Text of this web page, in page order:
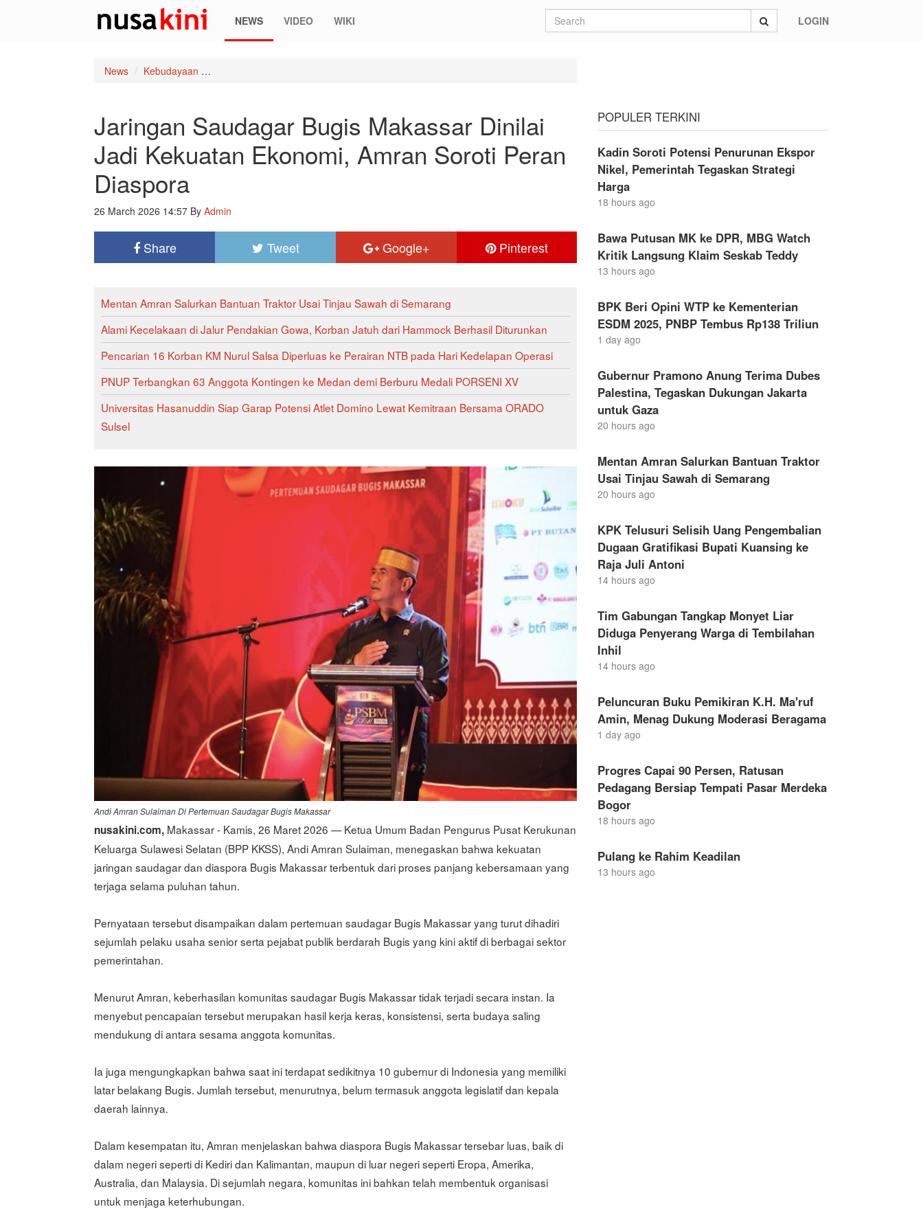
NEWS VIDEO WIKI LOGIN
News Kebudayaan
Jaringan Saudagar Bugis Makassar Dinilai
Jadi Kekuatan Ekonomi, Amran Soroti Peran
Diaspora
26 March 2026 14:57 By Admin
Share Tweet Google+ Pinterest
Mentan Amran Salurkan Bantuan Traktor Usai Tinjau Sawah di Semarang
Alami Kecelakaan di Jalur Pendakian Gowa, Korban Jatuh dari Hammock Berhasil Diturunkan
Pencarian 16 Korban KM Nurul Salsa Diperluas ke Perairan NTB pada Hari Kedelapan Operasi
PNUP Terbangkan 63 Anggota Kontingen ke Medan demi Berburu Medali PORSENI XV
Universitas Hasanuddin Siap Garap Potensi Atlet Domino Lewat Kemitraan Bersama ORADO
Sulsel
Andi Amran Sulaiman Di Pertemuan Saudagar Bugis Makassar
nusakini.com, Makassar - Kamis, 26 Maret 2026 — Ketua Umum Badan Pengurus Pusat Kerukunan
Keluarga Sulawesi Selatan (BPP KKSS), Andi Amran Sulaiman, menegaskan bahwa kekuatan
jaringan saudagar dan diaspora Bugis Makassar terbentuk dari proses panjang kebersamaan yang
terjaga selama puluhan tahun.
Pernyataan tersebut disampaikan dalam pertemuan saudagar Bugis Makassar yang turut dihadiri
sejumlah pelaku usaha senior serta pejabat publik berdarah Bugis yang kini aktif di berbagai sektor
pemerintahan.
Menurut Amran, keberhasilan komunitas saudagar Bugis Makassar tidak terjadi secara instan. Ia
menyebut pencapaian tersebut merupakan hasil kerja keras, konsistensi, serta budaya saling
mendukung di antara sesama anggota komunitas.
Ia juga mengungkapkan bahwa saat ini terdapat sedikitnya 10 gubernur di Indonesia yang memiliki
latar belakang Bugis. Jumlah tersebut, menurutnya, belum termasuk anggota legislatif dan kepala
daerah lainnya.
Dalam kesempatan itu, Amran menjelaskan bahwa diaspora Bugis Makassar tersebar luas, baik di
dalam negeri seperti di Kediri dan Kalimantan, maupun di luar negeri seperti Eropa, Amerika,
Australia, dan Malaysia. Di sejumlah negara, komunitas ini bahkan telah membentuk organisasi
untuk menjaga keterhubungan.
POPULER TERKINI
Kadin Soroti Potensi Penurunan Ekspor
Nikel, Pemerintah Tegaskan Strategi
Harga
18 hours ago
Bawa Putusan MK ke DPR, MBG Watch
Kritik Langsung Klaim Seskab Teddy
13 hours ago
BPK Beri Opini WTP ke Kementerian
ESDM 2025, PNBP Tembus Rp138 Triliun
1 day ago
Gubernur Pramono Anung Terima Dubes
Palestina, Tegaskan Dukungan Jakarta
untuk Gaza
20 hours ago
Mentan Amran Salurkan Bantuan Traktor
Usai Tinjau Sawah di Semarang
20 hours ago
KPK Telusuri Selisih Uang Pengembalian
Dugaan Gratifikasi Bupati Kuansing ke
Raja Juli Antoni
14 hours ago
Tim Gabungan Tangkap Monyet Liar
Diduga Penyerang Warga di Tembilahan
Inhil
14 hours ago
Peluncuran Buku Pemikiran K.H. Ma'ruf
Amin, Menag Dukung Moderasi Beragama
1 day ago
Progres Capai 90 Persen, Ratusan
Pedagang Bersiap Tempati Pasar Merdeka
Bogor
18 hours ago
Pulang ke Rahim Keadilan
13 hours ago